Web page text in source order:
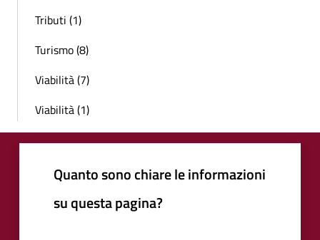
Tributi (1)
Turismo (8)
Viabilità (7)
Viabilità (1)
Quanto sono chiare le informazioni
su questa pagina?